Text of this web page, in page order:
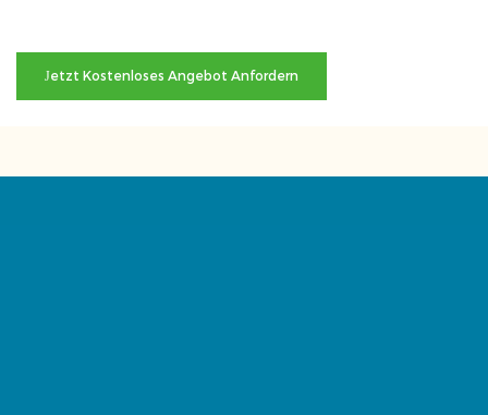
Jetzt Kostenloses Angebot Anfordern